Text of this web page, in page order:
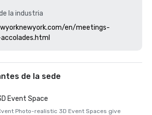
la industria
en/meetings-
de la sede
Event Space
Photo-realistic 3D Event Spaces give